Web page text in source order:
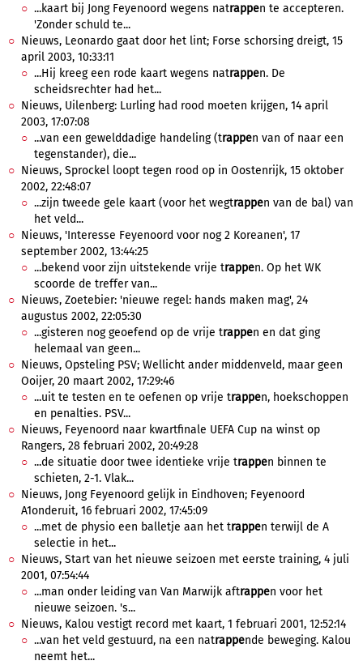
...kaart bij Jong Feyenoord wegens natrappen te accepteren.
'Zonder schuld te...
Nieuws, Leonardo gaat door het lint; Forse schorsing dreigt, 15
april 2003, 10:33:11
...Hij kreeg een rode kaart wegens natrappen. De
scheidsrechter had het...
Nieuws, Uilenberg: Lurling had rood moeten krijgen, 14 april
2003, 17:07:08
...van een gewelddadige handeling (trappen van of naar een
tegenstander), die...
Nieuws, Sprockel loopt tegen rood op in Oostenrijk, 15 oktober
2002, 22:48:07
...zijn tweede gele kaart (voor het wegtrappen van de bal) van
het veld...
Nieuws, 'Interesse Feyenoord voor nog 2 Koreanen', 17
september 2002, 13:44:25
...bekend voor zijn uitstekende vrije trappen. Op het WK
scoorde de treffer van...
Nieuws, Zoetebier: 'nieuwe regel: hands maken mag', 24
augustus 2002, 22:05:30
...gisteren nog geoefend op de vrije trappen en dat ging
helemaal van geen...
Nieuws, Opsteling PSV; Wellicht ander middenveld, maar geen
Ooijer, 20 maart 2002, 17:29:46
...uit te testen en te oefenen op vrije trappen, hoekschoppen
en penalties. PSV...
Nieuws, Feyenoord naar kwartfinale UEFA Cup na winst op
Rangers, 28 februari 2002, 20:49:28
...de situatie door twee identieke vrije trappen binnen te
schieten, 2-1. Vlak...
Nieuws, Jong Feyenoord gelijk in Eindhoven; Feyenoord
A1onderuit, 16 februari 2002, 17:45:09
...met de physio een balletje aan het trappen terwijl de A
selectie in het...
Nieuws, Start van het nieuwe seizoen met eerste training, 4 juli
2001, 07:54:44
...man onder leiding van Van Marwijk aftrappen voor het
nieuwe seizoen. 's...
Nieuws, Kalou vestigt record met kaart, 1 februari 2001, 12:52:14
...van het veld gestuurd, na een natrappende beweging. Kalou
neemt het...